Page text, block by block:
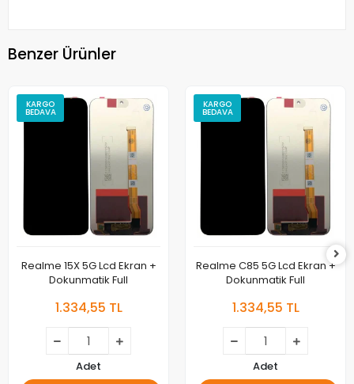
Benzer Ürünler
KARGO
BEDAVA
Realme 15X 5G Lcd Ekran +
Dokunmatik Full
1.334,55 TL
Adet
KARGO
BEDAVA
Realme C85 5G Lcd Ekran +
Dokunmatik Full
1.334,55 TL
Adet